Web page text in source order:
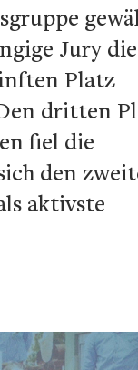
Jury die
Platz
dritten
fiel die
den
aktivste